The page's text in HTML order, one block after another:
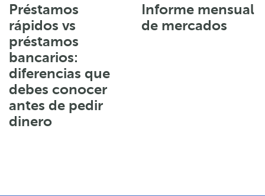
Préstamos
rápidos vs
préstamos
bancarios:
diferencias que
debes conocer
antes de pedir
dinero
Informe mensual
de mercados